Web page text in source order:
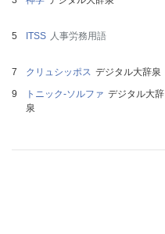
ITSS 人事労務用語
クリュシッポス デジタル大辞泉
トニック‐ソルファ デジタル大辞
泉